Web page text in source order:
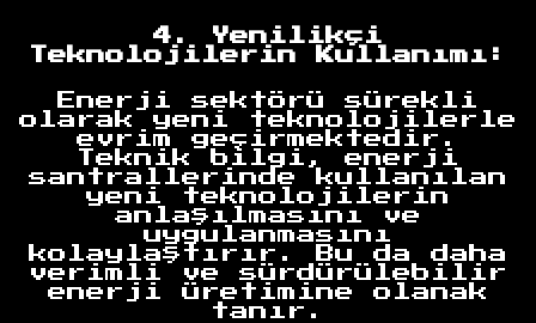
4. Yenilikçi
Teknolojilerin Kullanımı:
Enerji sektörü sürekli
olarak yeni teknolojilerle
evrim geçirmektedir.
Teknik bilgi, enerji
santrallerinde kullanılan
yeni teknolojilerin
anlaşılmasını ve
uygulanmasını
kolaylaştırır. Bu da daha
verimli ve sürdürülebilir
enerji üretimine olanak
tanır.
Anasayfa